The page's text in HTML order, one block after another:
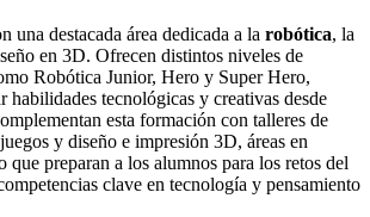
una destacada área dedicada a la robótica, la
en 3D. Ofrecen distintos niveles de
Robótica Junior, Hero y Super Hero,
habilidades tecnológicas y creativas desde
esta formación con talleres de
y diseño e impresión 3D, áreas en
que preparan a los alumnos para los retos del
clave en tecnología y pensamiento